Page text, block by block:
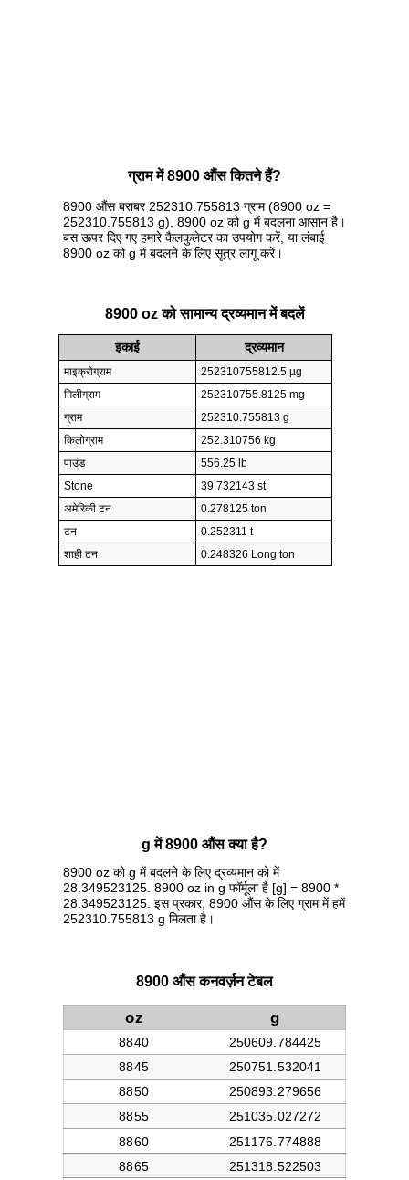
ग्राम में 8900 औंस कितने हैं?
8900 औंस बराबर 252310.755813 ग्राम (8900 oz =
252310.755813 g). 8900 oz को g में बदलना आसान है।
बस ऊपर दिए गए हमारे कैलकुलेटर का उपयोग करें, या लंबाई
8900 oz को g में बदलने के लिए सूत्र लागू करें।
8900 oz को सामान्य द्रव्यमान में बदलें
इकाई द्रव्यमान
माइक्रोग्राम
252310755812.5 µg
मिलीग्राम
252310755.8125 mg
ग्राम
252310.755813 g
किलोग्राम
252.310756 kg
पाउंड
556.25 lb
Stone
39.732143 st
अमेरिकी टन
0.278125 ton
टन
0.252311 t
शाही टन
0.248326 Long ton
g में 8900 औंस क्या है?
8900 oz को g में बदलने के लिए द्रव्यमान को में
28.349523125. 8900 oz in g फॉर्मूला है [g] = 8900 *
28.349523125. इस प्रकार, 8900 औंस के लिए ग्राम में हमें
252310.755813 g मिलता है।
8900 औंस कनवर्ज़न टेबल